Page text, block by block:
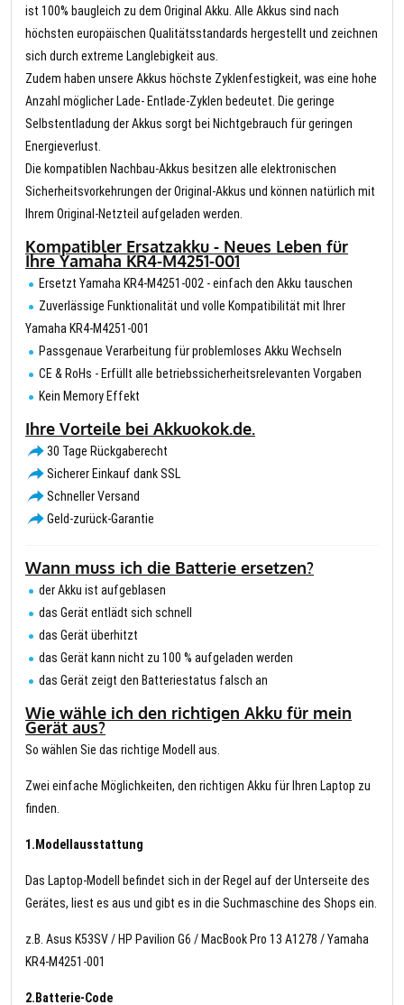
ist 100% baugleich zu dem Original Akku. Alle Akkus sind nach
höchsten europäischen Qualitätsstandards hergestellt und zeichnen
sich durch extreme Langlebigkeit aus.
Zudem haben unsere Akkus höchste Zyklenfestigkeit, was eine hohe
Anzahl möglicher Lade- Entlade-Zyklen bedeutet. Die geringe
Selbstentladung der Akkus sorgt bei Nichtgebrauch für geringen
Energieverlust.
Die kompatiblen Nachbau-Akkus besitzen alle elektronischen
Sicherheitsvorkehrungen der Original-Akkus und können natürlich mit
Ihrem Original-Netzteil aufgeladen werden.
Kompatibler Ersatzakku - Neues Leben für
Ihre Yamaha KR4-M4251-001
Ersetzt Yamaha KR4-M4251-002 - einfach den Akku tauschen
Zuverlässige Funktionalität und volle Kompatibilität mit Ihrer
Yamaha KR4-M4251-001
Passgenaue Verarbeitung für problemloses Akku Wechseln
CE & RoHs - Erfüllt alle betriebssicherheitsrelevanten Vorgaben
Kein Memory Effekt
Ihre Vorteile bei Akkuokok.de.
30 Tage Rückgaberecht
Sicherer Einkauf dank SSL
Schneller Versand
Geld-zurück-Garantie
Wann muss ich die Batterie ersetzen?
der Akku ist aufgeblasen
das Gerät entlädt sich schnell
das Gerät überhitzt
das Gerät kann nicht zu 100 % aufgeladen werden
das Gerät zeigt den Batteriestatus falsch an
Wie wähle ich den richtigen Akku für mein
Gerät aus?
So wählen Sie das richtige Modell aus.
Zwei einfache Möglichkeiten, den richtigen Akku für Ihren Laptop zu
finden.
1.Modellausstattung
Das Laptop-Modell befindet sich in der Regel auf der Unterseite des
Gerätes, liest es aus und gibt es in die Suchmaschine des Shops ein.
z.B. Asus K53SV / HP Pavilion G6 / MacBook Pro 13 A1278 / Yamaha
KR4-M4251-001
2.Batterie-Code